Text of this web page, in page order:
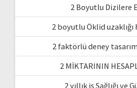
2 Boyutlu Dizilere
2 boyutlu Öklid uzaklığı
2 faktörlü deney
2 MİKTARININ
2 yıllık is Sağlığı ve